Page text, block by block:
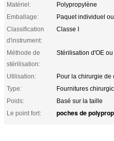
Matériel:
Polypropylène
Emballage:
Paquet individuel
Classification
d'instrument:
Classe I
Méthode de
stérilisation:
Stérilisation d'OE
Utilisation:
Pour la chirurgie de
Type:
Fournitures
Poids:
Basé sur la taille
Le point fort:
poches de